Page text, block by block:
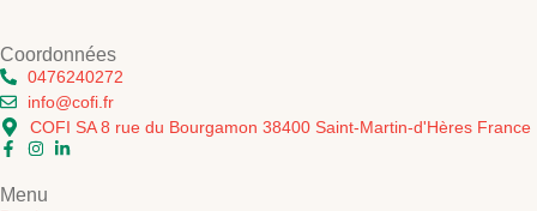
Coordonnées
0476240272
info@cofi.fr
COFI SA 8 rue du Bourgamon 38400 Saint-Martin-d'Hères France
Menu